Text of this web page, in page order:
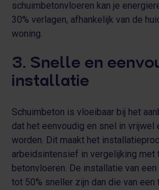
schuimbetonvloeren kan je
30% verlagen, afhankelijk van de
woning.
3. Snelle en
installatie
Schuimbeton is vloeibaar bij het
dat het eenvoudig en snel in vrijwel
worden. Dit maakt het
arbeidsintensief in vergelijking met
betonvloeren. De installatie van
tot 50% sneller zijn dan die van een